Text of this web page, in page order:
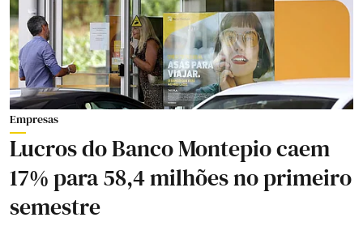
Empresas
Lucros do Banco Montepio caem
17% para 58,4 milhões no primeiro
semestre